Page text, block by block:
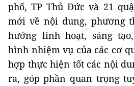
phố, TP Thủ Đức và 21
mới về nội dung, phương
hướng linh hoạt, sáng
hình nhiệm vụ của các cơ
hợp thực hiện tốt các nội
ra, góp phần quan trọng